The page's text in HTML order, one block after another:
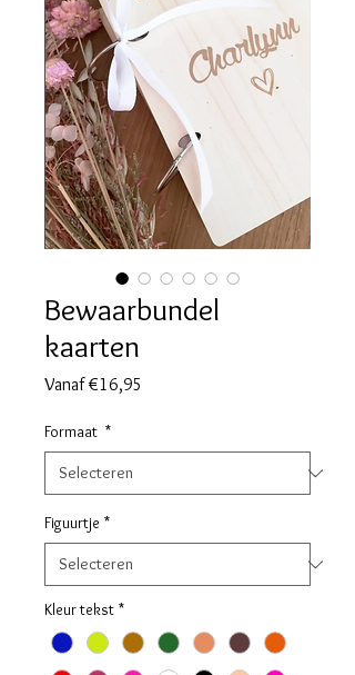
Bewaarbundel
kaarten
Vanaf€16,95
Formaat *
Figuurtje *
Kleur tekst *